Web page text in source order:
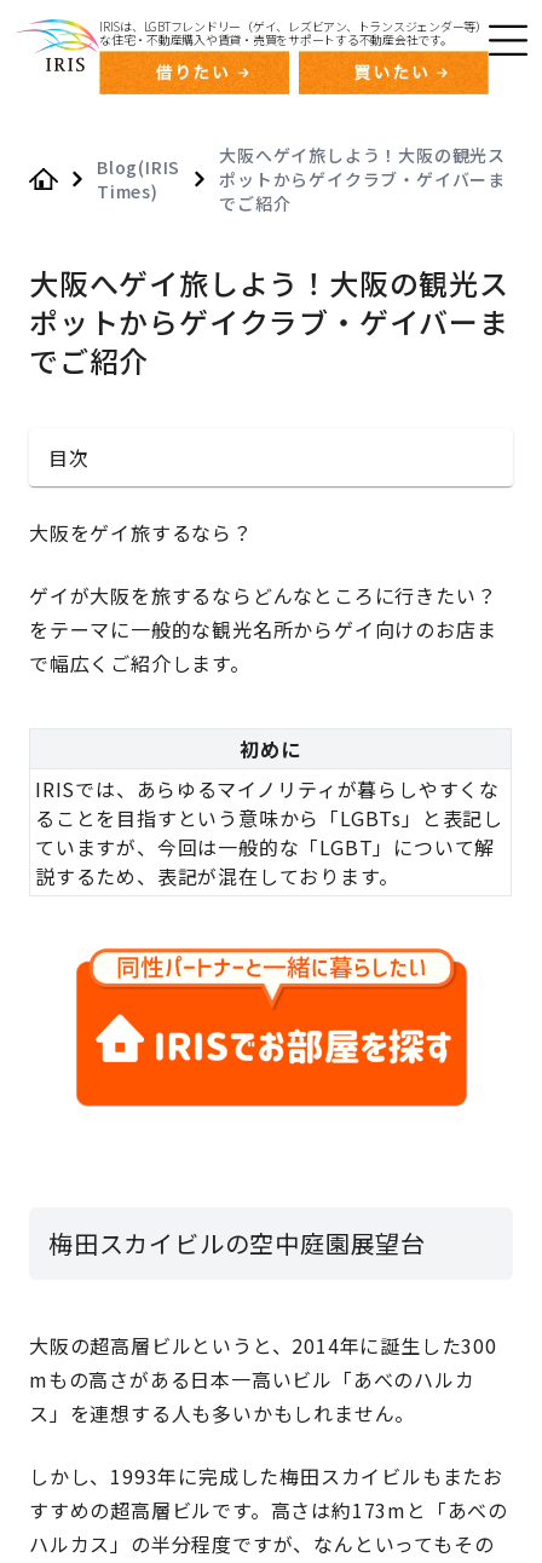
IRISは、LGBTフレンドリー（ゲイ、レズビアン、トランスジェンダー等）
な住宅・不動産購入や賃貸・売買をサポートする不動産会社です。
Blog(IRIS
Times)
大阪へゲイ旅しよう！大阪の観光ス
ポットからゲイクラブ・ゲイバーま
でご紹介
大阪へゲイ旅しよう！大阪の観光ス
ポットからゲイクラブ・ゲイバーま
でご紹介
大阪をゲイ旅するなら？
ゲイが大阪を旅するならどんなところに行きたい？
をテーマに一般的な観光名所からゲイ向けのお店ま
で幅広くご紹介します。
初めに
IRISでは、あらゆるマイノリティが暮らしやすくな
ることを目指すという意味から「LGBTs」と表記し
ていますが、今回は一般的な「LGBT」について解
説するため、表記が混在しております。
梅田スカイビルの空中庭園展望台
大阪の超高層ビルというと、2014年に誕生した300
mもの高さがある日本一高いビル「あべのハルカ
ス」を連想する人も多いかもしれません。
しかし、1993年に完成した梅田スカイビルもまたお
すすめの超高層ビルです。高さは約173mと「あべの
ハルカス」の半分程度ですが、なんといってもその
目次